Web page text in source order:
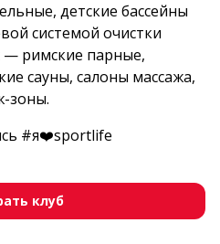
детские бассейны
системой очистки
— римские парные,
сауны, салоны массажа,
зоны.
#я❤️sportlife
клуб